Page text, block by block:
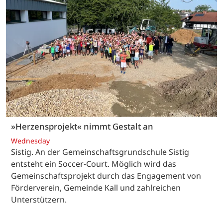
»Herzensprojekt« nimmt Gestalt an
Wednesday
Sistig. An der Gemeinschaftsgrundschule Sistig
entsteht ein Soccer-Court. Möglich wird das
Gemeinschaftsprojekt durch das Engagement von
Förderverein, Gemeinde Kall und zahlreichen
Unterstützern.